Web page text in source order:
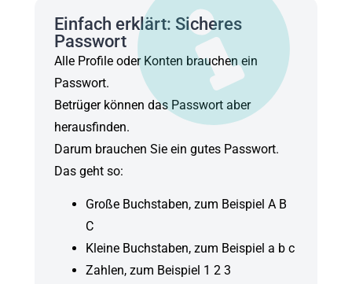
Einfach erklärt: Sicheres
Passwort
Alle Profile oder Konten brauchen ein
Passwort.
Betrüger können das Passwort aber
herausfinden.
Darum brauchen Sie ein gutes Passwort.
Das geht so:
Große Buchstaben, zum Beispiel A B
C
Kleine Buchstaben, zum Beispiel a b c
Zahlen, zum Beispiel 1 2 3